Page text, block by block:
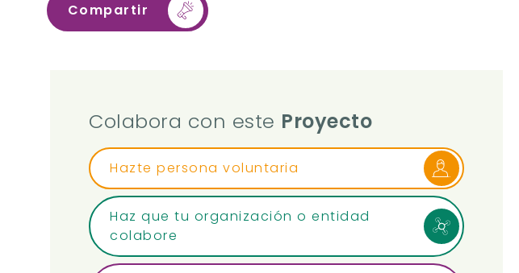
Compartir
Colabora con este Proyecto
Hazte persona voluntaria
Haz que tu organización o entidad
colabore